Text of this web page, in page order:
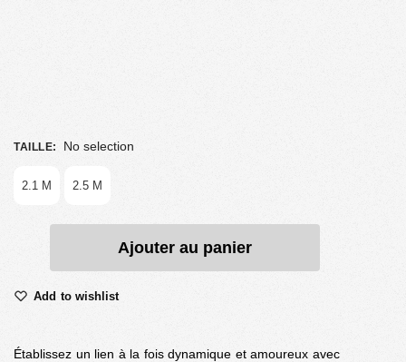
TAILLE: No selection
2.1 M 2.5 M
Ajouter au panier
Add to wishlist
Établissez un lien à la fois dynamique et amoureux avec